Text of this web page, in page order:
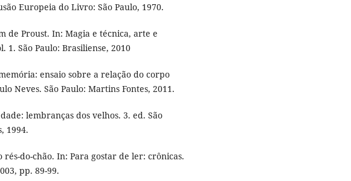
Europeia do Livro: São Paulo, 1970.
de Proust. In: Magia e técnica, arte e
1. São Paulo: Brasiliense, 2010
ensaio sobre a relação do corpo
Neves. São Paulo: Martins Fontes, 2011.
lembranças dos velhos. 3. ed. São
1994.
rés-do-chão. In: Para gostar de ler: crônicas.
pp. 89-99.